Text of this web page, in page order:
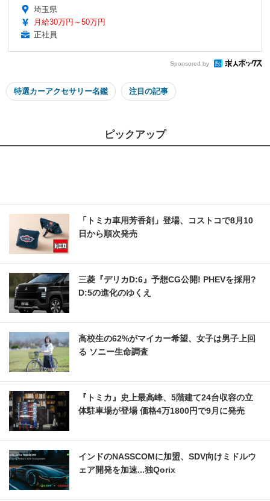
埼玉県
月給30万円～50万円
正社員
Sponsored by
特選カーアクセサリー名鑑 注目の記事
ピックアップ
「トミカ車用芳香剤」登場、コストコで8月10
日から順次発売
三菱『デリカD:6』予想CG公開! PHEVを採用?
D:5の進化のゆくえ
高校生の62%がマイカー希望、女子は男子上回
る ソニー生命調査
『トミカ』史上最高峰、5階建て24台収容の立
体駐車場が登場 価格4万1800円で9月に発売
インドのNASSCOMに加盟、SDV向けミドルウ
ェア開発を加速...独Qorix